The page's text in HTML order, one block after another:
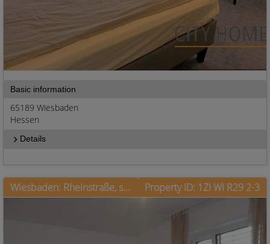
Basic information
65189 Wiesbaden
Hessen
Details
Wiesbaden: Rheinstraße, superzentral zwischen Bahnhof und Innenstadt Property ID: 1ZI WI R29 2-3